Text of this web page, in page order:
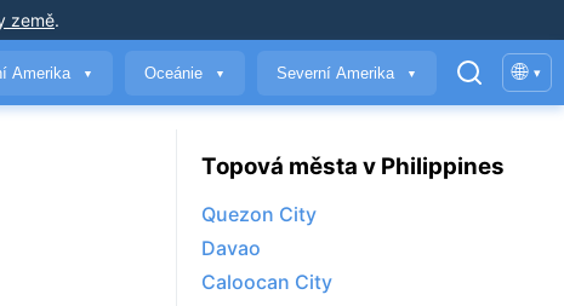
země.
Amerika ▼ Oceánie ▼ Severní Amerika ▼ 🌐 ▾
Topová města v Philippines
Quezon City
Davao
Caloocan City